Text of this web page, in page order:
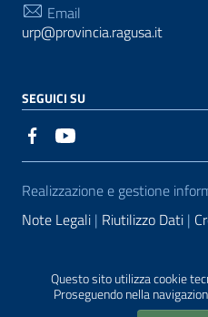
Questo sito utilizza cookie
Proseguendo nella
Email
urp@provincia.ragusa.it
SEGUICI SU
Sezione Link Utili
Realizzazione e gestione
Note Legali Riutilizzo Dati
Segnalazioni Statistiche
Accessibilità